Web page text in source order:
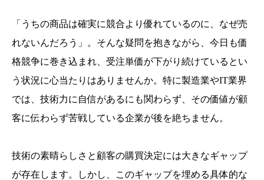
「うちの商品は確実に競合より優れているのに、なぜ売
れないんだろう」。そんな疑問を抱きながら、今日も価
格競争に巻き込まれ、受注単価が下がり続けているとい
う状況に心当たりはありませんか。特に製造業やIT業界
では、技術力に自信があるにも関わらず、その価値が顧
客に伝わらず苦戦している企業が後を絶ちません。
技術の素晴らしさと顧客の購買決定には大きなギャップ
が存在します。しかし、このギャップを埋める具体的な